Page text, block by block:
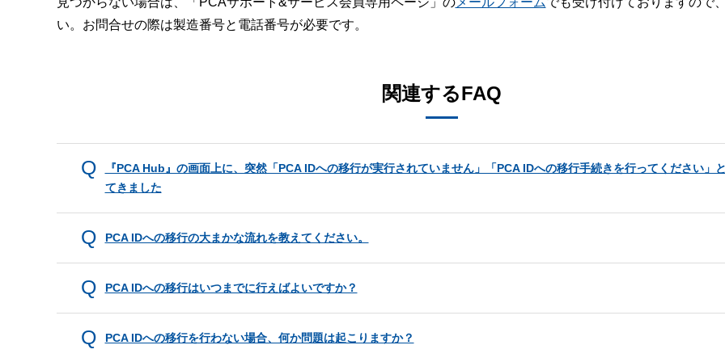
い。お問合せの際は製造番号と電話番号が必要です。
関連するFAQ
『PCA Hub』の画面上に、突然「PCA IDへの移行が実行されていません」「PCA IDへの移行手続きを行ってください」
てきました
PCA IDへの移行の大まかな流れを教えてください。
PCA IDへの移行はいつまでに行えばよいですか？
PCA IDへの移行を行わない場合、何か問題は起こりますか？